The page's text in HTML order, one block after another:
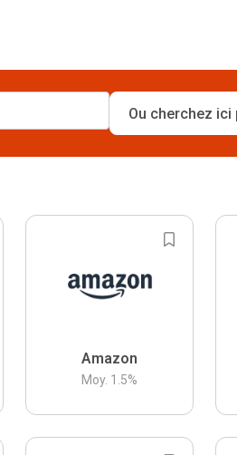
Amazon
Moy. 1.5%